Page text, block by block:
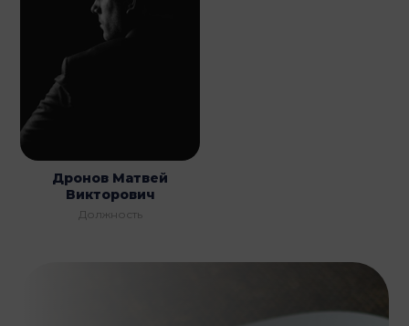
Дронов Матвей
Викторович
Должность